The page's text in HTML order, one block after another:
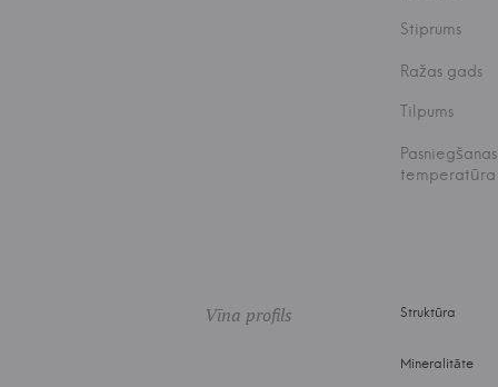
Stiprums
Ražas gads
Tilpums
Pasniegšanas
temperatūra
Vīna profils Struktūra
Mineralitāte